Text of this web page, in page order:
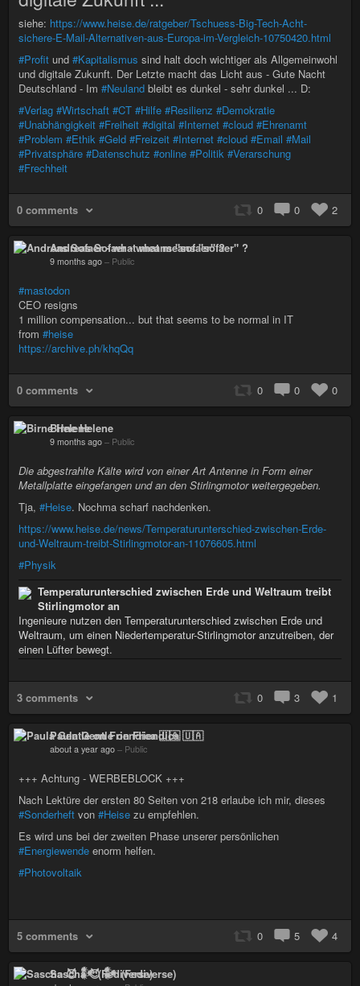
siehe: https://www.heise.de/ratgeber/Tschuess-Big-Tech-Acht-
sichere-E-Mail-Alternativen-aus-Europa-im-Vergleich-10750420.html
#Profit und #Kapitalismus sind halt doch wichtiger als Allgemeinwohl
und digitale Zukunft. Der Letzte macht das Licht aus - Gute Nacht
Deutschland - Im #Neuland bleibt es dunkel - sehr dunkel ... D:
#Verlag #Wirtschaft #CT #Hilfe #Resilienz #Demokratie
#Unabhängigkeit #Freiheit #digital #Internet #cloud #Ehrenamt
#Problem #Ethik #Geld #Freizeit #Internet #cloud #Email #Mail
#Privatsphäre #Datenschutz #online #Politik #Verarschung
#Frechheit
0 comments 0 0 2
Andreas Sofaer - what means "sofaer" ?
9 months ago – Public
#mastodon
CEO resigns
1 million compensation... but that seems to be normal in IT
from #heise
https://archive.ph/khqQq
0 comments 0 0 0
Birne Helene
9 months ago – Public
Die abgestrahlte Kälte wird von einer Art Antenne in Form einer
Metallplatte eingefangen und an den Stirlingmotor weitergegeben.
Tja, #Heise. Nochma scharf nachdenken.
https://www.heise.de/news/Temperaturunterschied-zwischen-Erde-
und-Weltraum-treibt-Stirlingmotor-an-11076605.html
#Physik
Temperaturunterschied zwischen Erde und Weltraum treibt
Stirlingmotor an
Ingenieure nutzen den Temperaturunterschied zwischen Erde und
Weltraum, um einen Niedertemperatur-Stirlingmotor anzutreiben, der
einen Lüfter bewegt.
3 comments 0 3 1
Paula Gentle on Friendica 🇺🇦
about a year ago – Public
+++ Achtung - WERBEBLOCK +++
Nach Lektüre der ersten 80 Seiten von 218 erlaube ich mir, dieses
#Sonderheft von #Heise zu empfehlen.
Es wird uns bei der zweiten Phase unserer persönlichen
#Energiewende enorm helfen.
#Photovoltaik
5 comments 0 5 4
Sascha 😈 𒀯 (Fediverse)